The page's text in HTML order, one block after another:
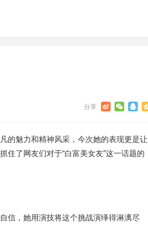
的魅力和精神风采，今次她的表现更是让
住了网友们对于“白富美女友”这一话题的
信，她用演技将这个挑战演绎得淋漓尽